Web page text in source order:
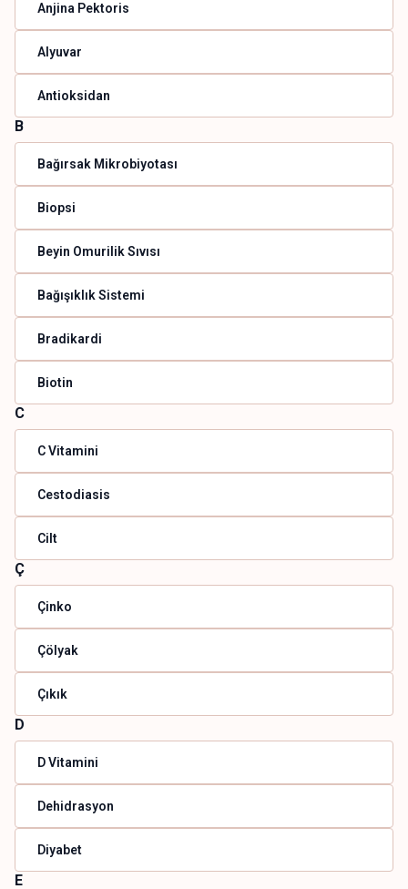
Anjina Pektoris
Alyuvar
Antioksidan
B
Bağırsak Mikrobiyotası
Biopsi
Beyin Omurilik Sıvısı
Bağışıklık Sistemi
Bradikardi
Biotin
C
C Vitamini
Cestodiasis
Cilt
Ç
Çinko
Çölyak
Çıkık
D
D Vitamini
Dehidrasyon
Diyabet
E